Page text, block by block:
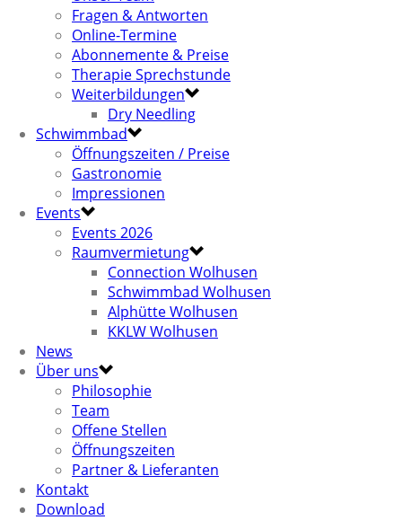
Fragen & Antworten
Online-Termine
Abonnemente & Preise
Therapie Sprechstunde
Weiterbildungen
Dry Needling
Schwimmbad
Öffnungszeiten / Preise
Gastronomie
Impressionen
Events
Events 2026
Raumvermietung
Connection Wolhusen
Schwimmbad Wolhusen
Alphütte Wolhusen
KKLW Wolhusen
News
Über uns
Philosophie
Team
Offene Stellen
Öffnungszeiten
Partner & Lieferanten
Kontakt
Download